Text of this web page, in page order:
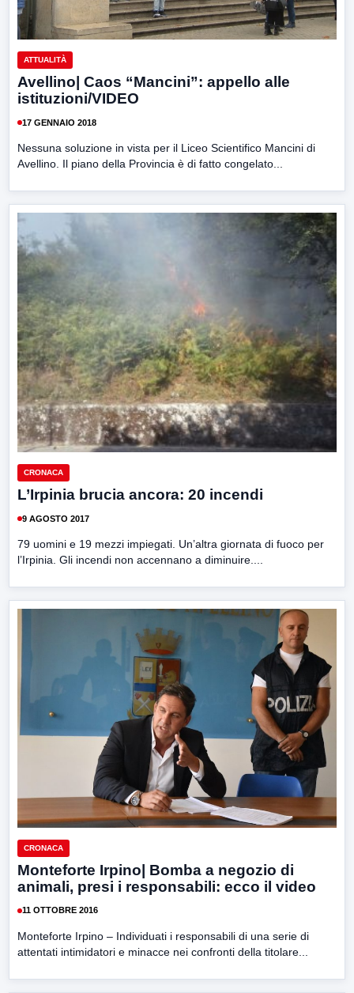
ATTUALITÀ
Avellino| Caos “Mancini”: appello alle
istituzioni/VIDEO
17 GENNAIO 2018
Nessuna soluzione in vista per il Liceo Scientifico Mancini di
Avellino. Il piano della Provincia è di fatto congelato...
CRONACA
L’Irpinia brucia ancora: 20 incendi
9 AGOSTO 2017
79 uomini e 19 mezzi impiegati. Un’altra giornata di fuoco per
l’Irpinia. Gli incendi non accennano a diminuire....
CRONACA
Monteforte Irpino| Bomba a negozio di
animali, presi i responsabili: ecco il video
11 OTTOBRE 2016
Monteforte Irpino – Individuati i responsabili di una serie di
attentati intimidatori e minacce nei confronti della titolare...